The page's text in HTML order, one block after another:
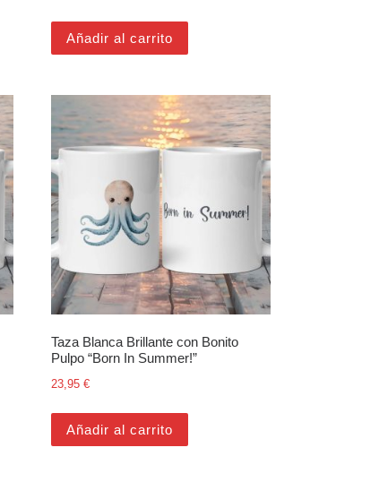
Añadir al carrito
Taza Blanca Brillante con Bonito
Pulpo “Born In Summer!”
23,95 €
Añadir al carrito